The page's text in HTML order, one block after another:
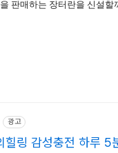
판매하는 장터란을 신설
광고
힐링 감성충전 하루 5